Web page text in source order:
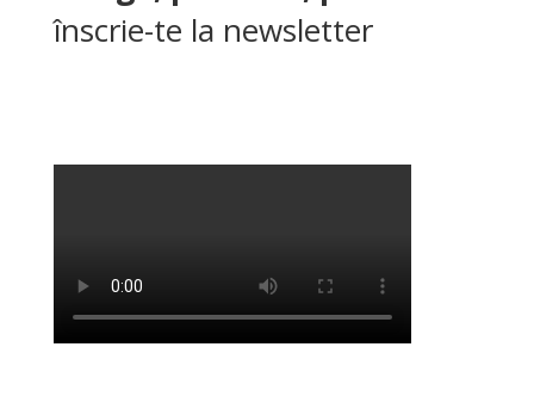
înscrie-te la newsletter